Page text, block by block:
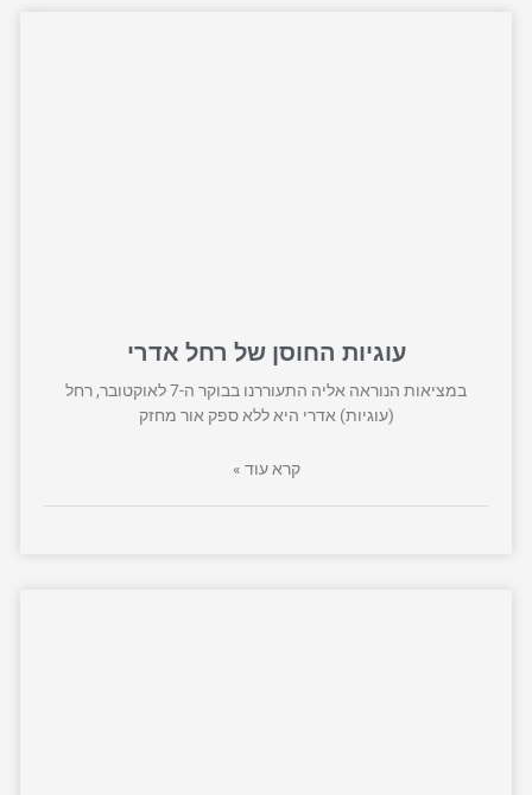
עוגיות החוסן של רחל אדרי
במציאות הנוראה אליה התעוררנו בבוקר ה-7 לאוקטובר, רחל
(עוגיות) אדרי היא ללא ספק אור מחזק
קרא עוד »